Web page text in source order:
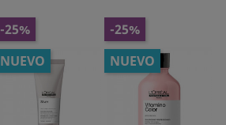
-25%
NUEVO
-25%
NUEVO